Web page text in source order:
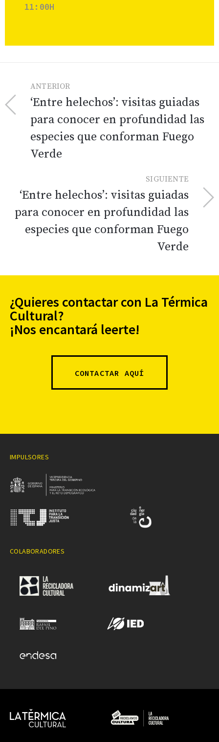
11:00H
ANTERIOR
‘Entre helechos’: visitas guiadas
para conocer en profundidad las
especies que conforman Fuego
Verde
SIGUIENTE
‘Entre helechos’: visitas guiadas
para conocer en profundidad las
especies que conforman Fuego
Verde
¿Quieres contactar con La Térmica
Cultural?
¡Nos encantará leerte!
CONTACTAR AQUÍ
IMPULSORES
COLABORADORES